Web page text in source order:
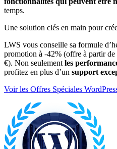
temps.
Une solution clés en main pour
LWS vous conseille sa formule
promotion à -42% (offre à partir de
€). Non seulement les
profitez en plus d’un support
Voir les Offres Spéciales